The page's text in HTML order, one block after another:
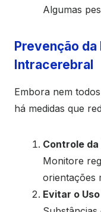
Algumas
Prevenção
Intracerebral
Embora nem
há medidas que
Controle
Monitore
orientações
Evitar o